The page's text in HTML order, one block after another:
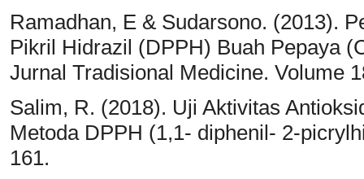
Ramadhan, E & Sudarsono. (2013).
Pikril Hidrazil (DPPH) Buah Pepaya
Jurnal Tradisional Medicine. Volume
Salim, R. (2018). Uji Aktivitas
Metoda DPPH (1,1- diphenil- 2-
161.